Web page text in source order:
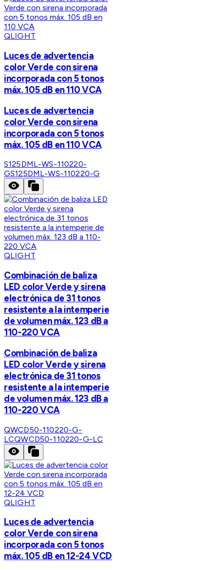
QLIGHT
Luces de advertencia
color Verde con sirena
incorporada con 5 tonos
máx. 105 dB en 110 VCA
Luces de advertencia
color Verde con sirena
incorporada con 5 tonos
máx. 105 dB en 110 VCA
S125DML-WS-110220-
GS125DML-WS-110220-G
QLIGHT
Combinación de baliza
LED color Verde y sirena
electrónica de 31 tonos
resistente a la intemperie
de volumen máx. 123 dB a
110-220 VCA
Combinación de baliza
LED color Verde y sirena
electrónica de 31 tonos
resistente a la intemperie
de volumen máx. 123 dB a
110-220 VCA
QWCD50-110220-G-
LCQWCD50-110220-G-LC
QLIGHT
Luces de advertencia
color Verde con sirena
incorporada con 5 tonos
máx. 105 dB en 12-24 VCD